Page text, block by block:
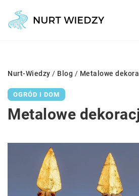
Nurt-Wiedzy / Blog / Metalowe
OGRÓD I DOM
Metalowe